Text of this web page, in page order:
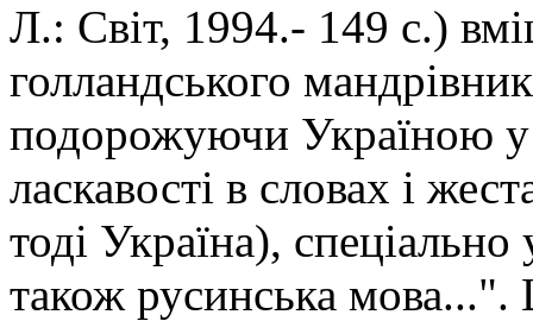
Л.: Світ, 1994.- 149 с.)
голландського
подорожуючи Україною
ласкавості в словах і
тоді Україна),
також русинська мова...".